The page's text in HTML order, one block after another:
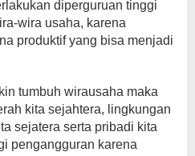
diperguruan tinggi
wira usaha, karena
produktif yang bisa menjadi
tumbuh wirausaha maka
kita sejahtera, lingkungan
sejatera serta pribadi kita
pengangguran karena